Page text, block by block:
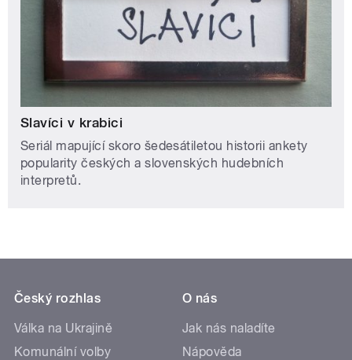
Slavíci v krabici
Seriál mapující skoro šedesátiletou historii ankety
popularity českých a slovenských hudebních
interpretů.
Český rozhlas
Válka na Ukrajině
Komunální volby
O nás
Jak nás naladíte
Nápověda